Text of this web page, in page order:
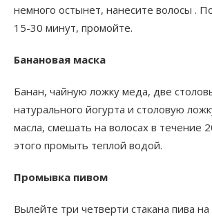
немного остынет, нанесите волосы .
15-30 минут, промойте.
Банановая маска
Банан, чайную ложку меда, две
натурального йогурта и столовую
масла, смешать на волосах в течение
этого промыть теплой водой.
Промывка пивом
Вылейте три четверти стакана пива